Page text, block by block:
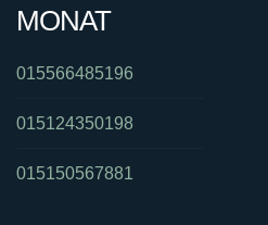
MONAT
015566485196
015124350198
015150567881